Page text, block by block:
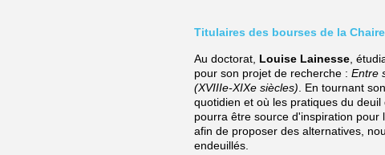
Titulaires des bourses de la
Au doctorat, Louise Lainesse ,
pour son projet de recherche : Entre
(XVIIIe-XIXe siècles) . En tournant
quotidien et où les pratiques du
pourra être source d'inspiration
afin de proposer des alternatives,
endeuillés.